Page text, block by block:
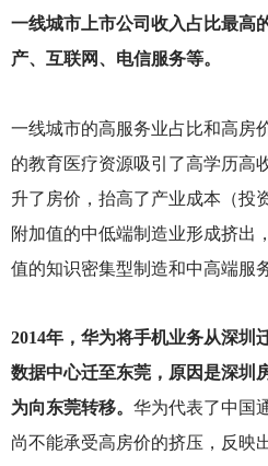
一线城市上市公司收入占比最高
产、互联网、电信服务等。
一线城市的高服务业占比和高房
的教育医疗资源吸引了高学历高
升了房价，抬高了产业成本（投
附加值的中低端制造业形成挤出
值的知识密集型制造和中高端服
2014年，华为将手机业务从深圳
数据中心迁至东莞，原因是深圳
为向东莞转移。 华为代表了中国
尚不能承受高房价的挤压，反映